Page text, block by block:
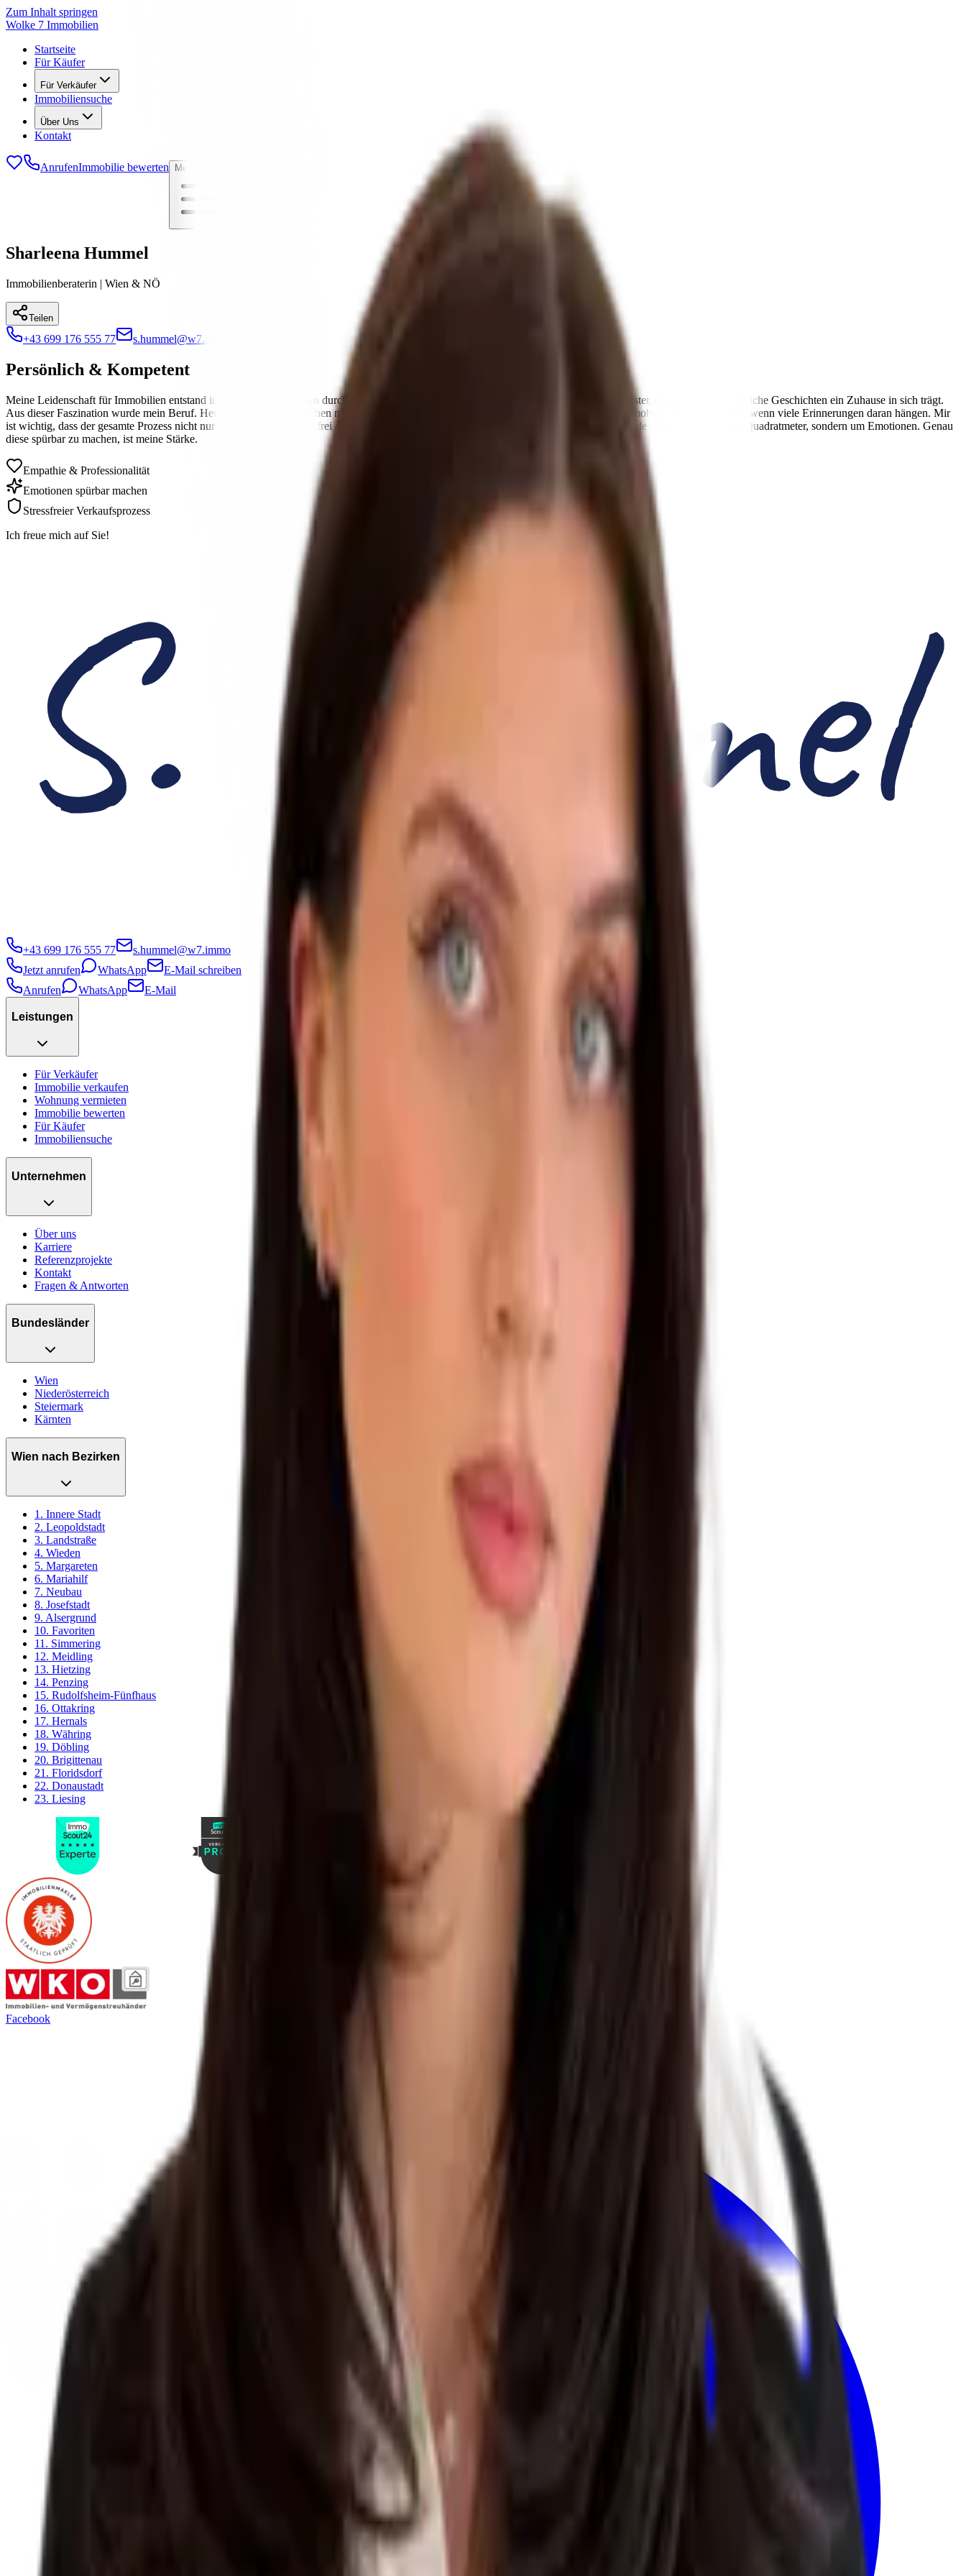
Zum Inhalt springen
Wolke 7 Immobilien
Startseite
Für Käufer
Für Verkäufer
Immobiliensuche
Über Uns
Kontakt
AnrufenImmobilie bewerten Menü öffnen
Sharleena Hummel
Immobilienberaterin | Wien & NÖ
Teilen
+43 699 176 555 77 s.hummel@w7.immo
Persönlich & Kompetent
Meine Leidenschaft für Immobilien entstand in den Wiener Altbauten durch ihre Geschichte, ihre Atmosphäre und den Blick hinter die Fenster, der erahnen lässt, welche Geschichten ein Zuhause in sich trägt.
Aus dieser Faszination wurde mein Beruf. Heute begleite ich Menschen mit Empathie, Klarheit und Professionalität beim Verkauf ihrer Immobilie. Besonders dann, wenn viele Erinnerungen daran hängen. Mir
ist wichtig, dass der gesamte Prozess nicht nur reibungslos und stressfrei abläuft, sondern sich auch menschlich richtig anfühlt. Denn am Ende geht es nicht nur um Quadratmeter, sondern um Emotionen. Genau
diese spürbar zu machen, ist meine Stärke.
Empathie & Professionalität
Emotionen spürbar machen
Stressfreier Verkaufsprozess
Ich freue mich auf Sie!
+43 699 176 555 77
s.hummel@w7.immo
Jetzt anrufen
WhatsApp
E-Mail schreiben
Anrufen
WhatsApp E-Mail
Leistungen
Für Verkäufer
Immobilie verkaufen
Wohnung vermieten
Immobilie bewerten
Für Käufer
Immobiliensuche
Unternehmen
Über uns
Karriere
Referenzprojekte
Kontakt
Fragen & Antworten
Bundesländer
Wien
Niederösterreich
Steiermark
Kärnten
Wien nach Bezirken
1. Innere Stadt
2. Leopoldstadt
3. Landstraße
4. Wieden
5. Margareten
6. Mariahilf
7. Neubau
8. Josefstadt
9. Alsergrund
10. Favoriten
11. Simmering
12. Meidling
13. Hietzing
14. Penzing
15. Rudolfsheim-Fünfhaus
16. Ottakring
17. Hernals
18. Währing
19. Döbling
20. Brigittenau
21. Floridsdorf
22. Donaustadt
23. Liesing
Facebook